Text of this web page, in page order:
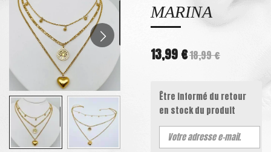
MARINA
13,99 €18,99 €
Être informé du retour
en stock du produit